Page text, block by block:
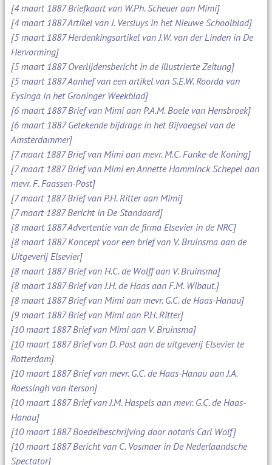
[4 maart 1887 Briefkaart van W.Ph. Scheuer aan Mimi]
[4 maart 1887 Artikel van J. Versluys in het Nieuwe Schoolblad]
[5 maart 1887 Herdenkingsartikel van J.W. van der Linden in De
Hervorming]
[5 maart 1887 Overlijdensbericht in de Illustrierte Zeitung]
[5 maart 1887 Aanhef van een artikel van S.E.W. Roorda van
Eysinga in het Groninger Weekblad]
[6 maart 1887 Brief van Mimi aan P.A.M. Boele van Hensbroek]
[6 maart 1887 Getekende bijdrage in het Bijvoegsel van de
Amsterdammer]
[7 maart 1887 Brief van Mimi aan mevr. M.C. Funke-de Koning]
[7 maart 1887 Brief van Mimi en Annette Hamminck Schepel aan
mevr. F. Faassen-Post]
[7 maart 1887 Brief van P.H. Ritter aan Mimi]
[7 maart 1887 Bericht in De Standaard]
[8 maart 1887 Advertentie van de firma Elsevier in de NRC]
[8 maart 1887 Koncept voor een brief van V. Bruinsma aan de
Uitgeverij Elsevier]
[8 maart 1887 Brief van H.C. de Wolff aan V. Bruinsma]
[8 maart 1887 Brief van J.H. de Haas aan F.M. Wibaut.]
[8 maart 1887 Brief van Mimi aan mevr. G.C. de Haas-Hanau]
[9 maart 1887 Brief van Mimi aan P.H. Ritter]
[10 maart 1887 Brief van Mimi aan V. Bruinsma]
[10 maart 1887 Brief van D. Post aan de uitgeverij Elsevier te
Rotterdam]
[10 maart 1887 Brief van mevr. G.C. de Haas-Hanau aan J.A.
Roessingh van Iterson]
[10 maart 1887 Brief van J.M. Haspels aan mevr. G.C. de Haas-
Hanau]
[10 maart 1887 Boedelbeschrijving door notaris Carl Wolf]
[10 maart 1887 Bericht van C. Vosmaer in De Nederlaandsche
Spectator]